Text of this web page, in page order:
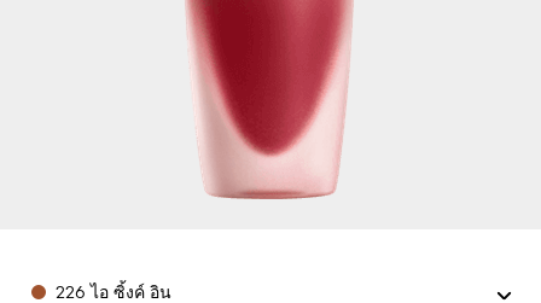
Color 226 ไอ ซิ้งค์ อิน